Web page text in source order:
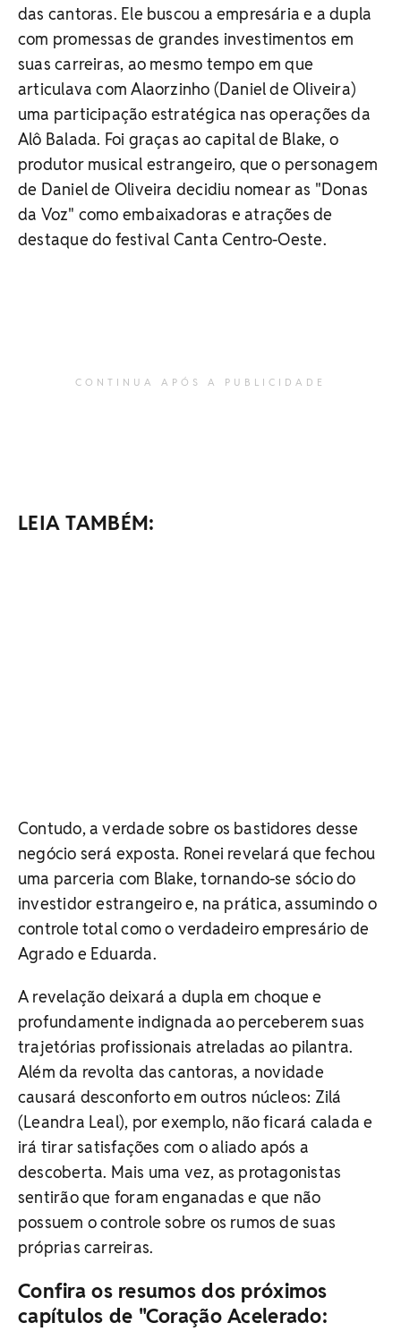
das cantoras. Ele buscou a empresária e a dupla
com promessas de grandes investimentos em
suas carreiras, ao mesmo tempo em que
articulava com Alaorzinho (Daniel de Oliveira)
uma participação estratégica nas operações da
Alô Balada. Foi graças ao capital de Blake, o
produtor musical estrangeiro, que o personagem
de Daniel de Oliveira decidiu nomear as "Donas
da Voz" como embaixadoras e atrações de
destaque do festival Canta Centro-Oeste.
CONTINUA APÓS A PUBLICIDADE
LEIA TAMBÉM:
Contudo, a verdade sobre os bastidores desse
negócio será exposta. Ronei revelará que fechou
uma parceria com Blake, tornando-se sócio do
investidor estrangeiro e, na prática, assumindo o
controle total como o verdadeiro empresário de
Agrado e Eduarda.
A revelação deixará a dupla em choque e
profundamente indignada ao perceberem suas
trajetórias profissionais atreladas ao pilantra.
Além da revolta das cantoras, a novidade
causará desconforto em outros núcleos: Zilá
(Leandra Leal), por exemplo, não ficará calada e
irá tirar satisfações com o aliado após a
descoberta. Mais uma vez, as protagonistas
sentirão que foram enganadas e que não
possuem o controle sobre os rumos de suas
próprias carreiras.
Confira os resumos dos próximos
capítulos de "Coração Acelerado: